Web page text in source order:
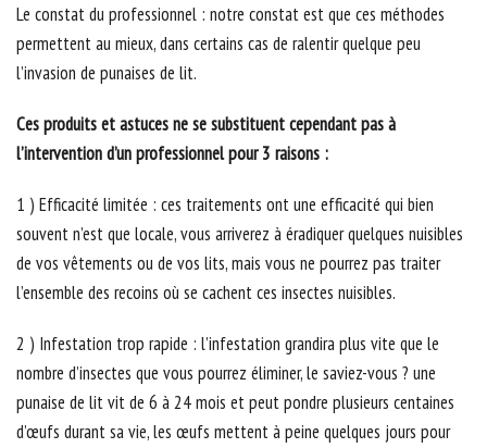
Le constat du professionnel : notre constat est que ces méthodes
permettent au mieux, dans certains cas de ralentir quelque peu
l’invasion de punaises de lit.
Ces produits et astuces ne se substituent cependant pas à
l’intervention d’un professionnel pour 3 raisons :
1 ) Efficacité limitée : ces traitements ont une efficacité qui bien
souvent n’est que locale, vous arriverez à éradiquer quelques nuisibles
de vos vêtements ou de vos lits, mais vous ne pourrez pas traiter
l’ensemble des recoins où se cachent ces insectes nuisibles.
2 ) Infestation trop rapide : l’infestation grandira plus vite que le
nombre d’insectes que vous pourrez éliminer, le saviez-vous ? une
punaise de lit vit de 6 à 24 mois et peut pondre plusieurs centaines
d’œufs durant sa vie, les œufs mettent à peine quelques jours pour